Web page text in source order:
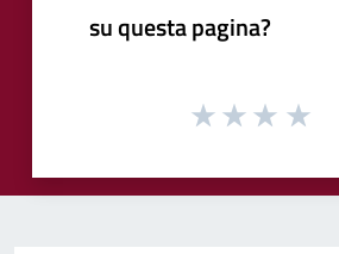
su questa pagina?